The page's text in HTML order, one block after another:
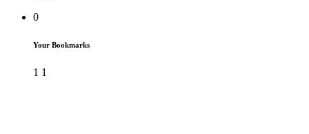
0
Your Bookmarks
1 1